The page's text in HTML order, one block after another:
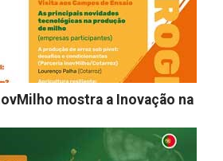
mostra a Inovação na